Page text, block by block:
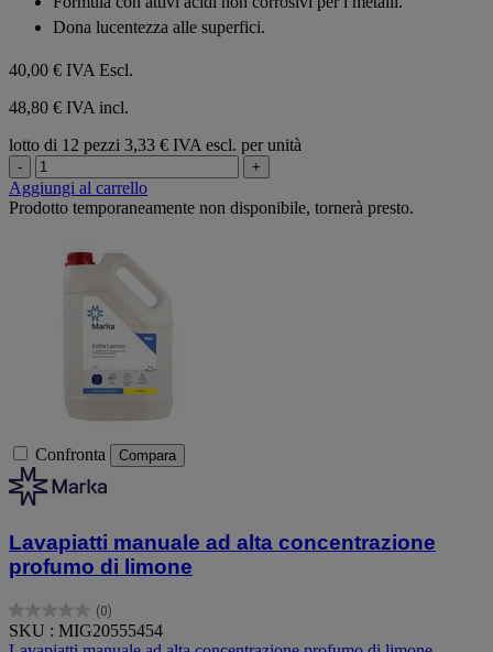
Dona lucentezza alle superfici.
40,00 € IVA Escl.
48,80 € IVA incl.
lotto di 12 pezzi 3,33 € IVA escl. per unità
- +
Aggiungi al carrello
Prodotto temporaneamente non disponibile, tornerà presto.
Confronta Compara
Lavapiatti manuale ad alta concentrazione
profumo di limone
(0)
0.0
su
SKU : MIG20555454